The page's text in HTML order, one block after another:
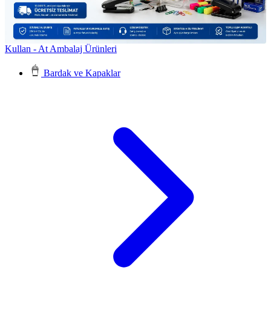
Kullan - At Ambalaj Ürünleri
Bardak ve Kapaklar